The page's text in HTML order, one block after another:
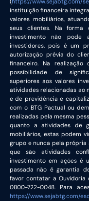
(https://www.sejabtg.com/
instituição financeira
valores mobiliários,
seus clientes. Na forma
investimento não
investidores, pois é um
autorização prévia do
financeiro. Na
possibilidade de
superiores aos valores
atividades relacionadas ao
e de previdência e
com o BTG Pactual ou
realizadas pela mesma
quanto a atividades de
mobiliários, estas podem
grupo e nunca pela própria
que são atividades
investimento em ações é
passada não é garantia
favor contatar a Ouvidoria
0800-722-0048. Para
https://www.sejabtg.com/